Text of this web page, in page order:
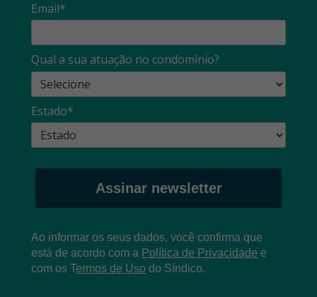
Email*
Qual a sua atuação no condomínio?
Estado*
Assinar newsletter
Ao informar os seus dados, você confirma que
está de acordo com a Política de Privacidade e
com os Termos de Uso do Síndico.